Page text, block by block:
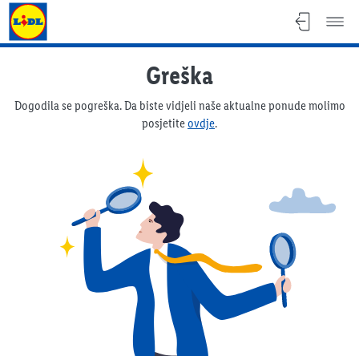
Lidl katalog
Greška
Dogodila se pogreška. Da biste vidjeli naše aktualne ponude molimo
posjetiteovdje.